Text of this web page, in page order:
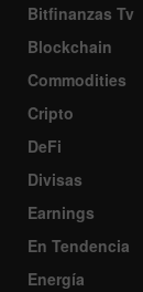
Bitfinanzas Tv
Blockchain
Commodities
Cripto
DeFi
Divisas
Earnings
En Tendencia
Energía